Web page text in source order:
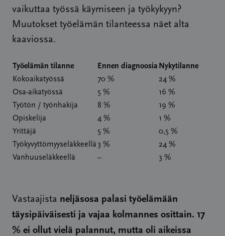
vaikuttaa työssä käymiseen ja työkykyyn?
Muutokset työelämän tilanteessa näet alta
kaaviossa.
Työelämän tilanne Ennen diagnoosia Nykytilanne
Kokoaikatyössä 70 %
24 %
Osa-aikatyössä
5 %
16 %
Työtön / työnhakija
8 %
19 %
Opiskelija
4 %
1 %
Yrittäjä
5 %
0,5 %
Työkyvyttömyyseläkkeellä 3 %
24 %
Vanhuuseläkkeellä
– 3 %
Vastaajista neljäsosa palasi työelämään
täysipäiväisesti ja vajaa kolmannes osittain. 17
% ei ollut vielä palannut, mutta oli aikeissa